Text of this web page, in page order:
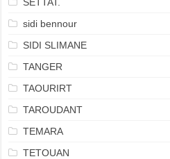
sidi bennour
SIDI SLIMANE
TANGER
TAOURIRT
TAROUDANT
TEMARA
TETOUAN